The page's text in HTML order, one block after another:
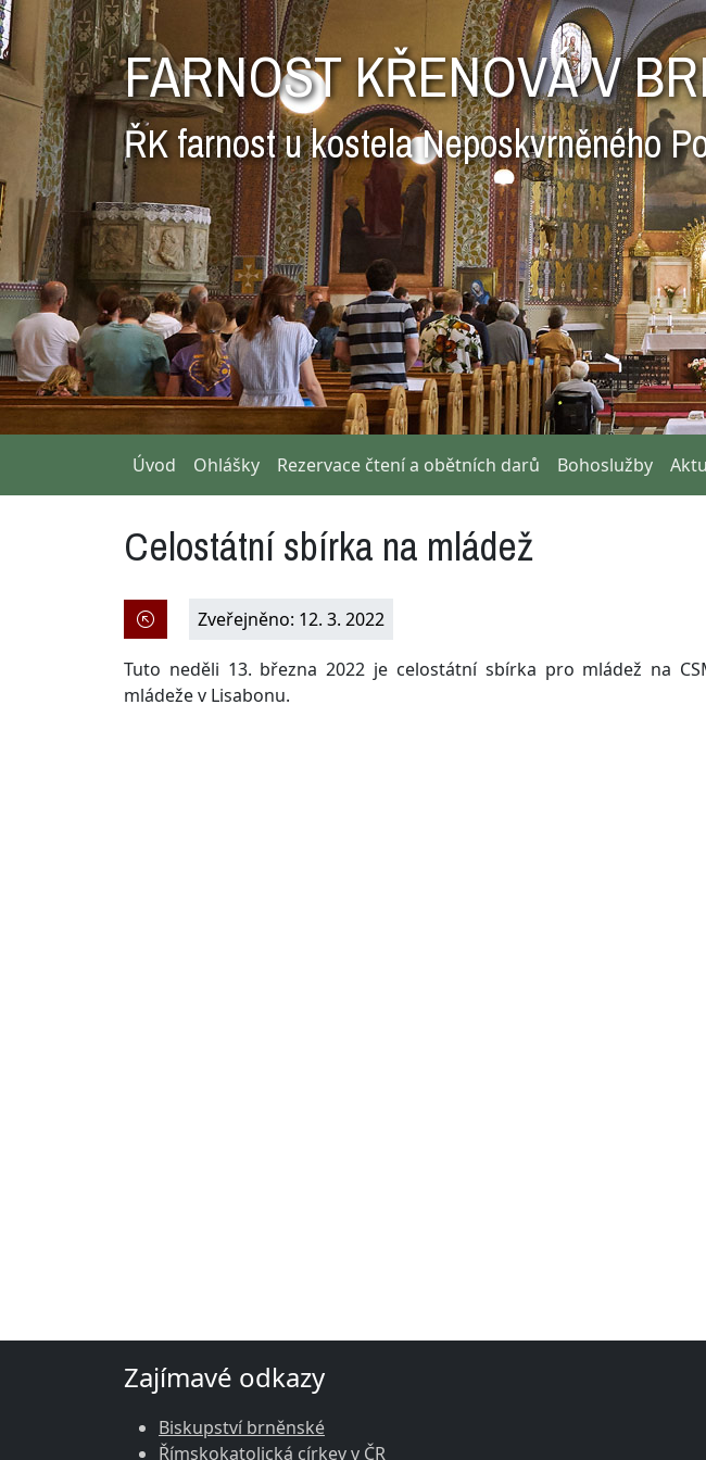
FARNOST KŘENOVÁ V
ŘK farnost u kostela Neposkvrněného
Úvod Ohlášky Rezervace čtení a obětních darů Bohoslužby
Celostátní sbírka na mládež
Zveřejněno: 12. 3. 2022
Tuto neděli 13. března 2022 je celostátní sbírka pro mládež na
mládeže v Lisabonu.
Zajímavé odkazy
Biskupství brněnské
Římskokatolická církev v ČR